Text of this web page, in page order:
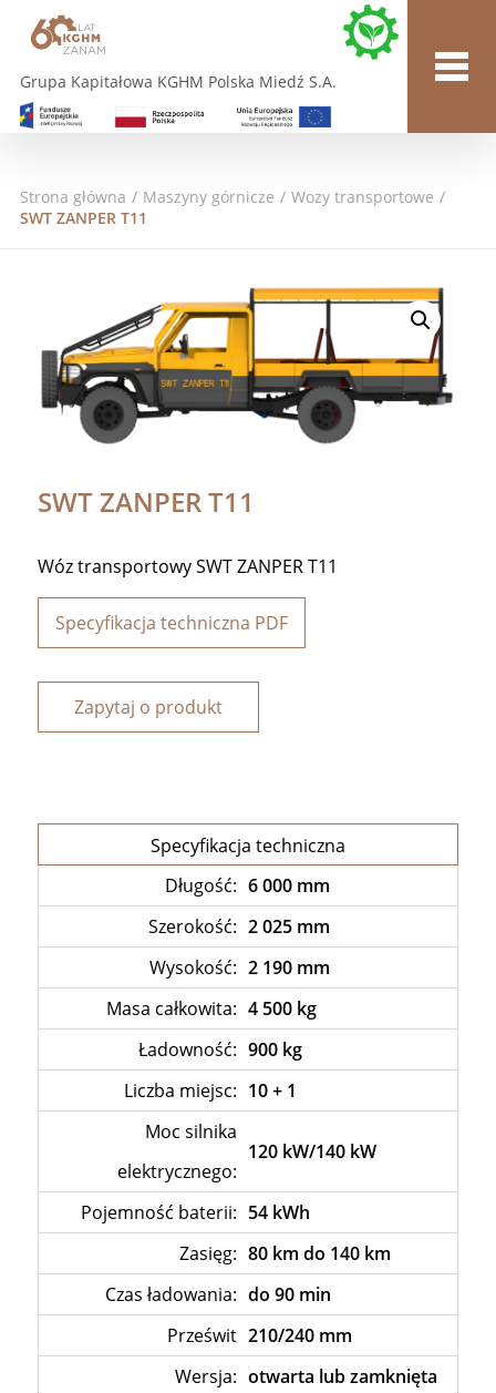
Grupa Kapitałowa KGHM Polska Miedź S.A.
Strona główna / Maszyny górnicze / Wozy transportowe /
SWT ZANPER T11
SWT ZANPER T11
Wóz transportowy SWT ZANPER T11
Specyfikacja techniczna PDF
Zapytaj o produkt
Specyfikacja techniczna
Długość: 6 000 mm
Szerokość: 2 025 mm
Wysokość: 2 190 mm
Masa całkowita: 4 500 kg
Ładowność: 900 kg
Liczba miejsc: 10 + 1
Moc silnika
elektrycznego:
120 kW/140 kW
Pojemność baterii: 54 kWh
Zasięg: 80 km do 140 km
Czas ładowania: do 90 min
Prześwit 210/240 mm
Wersja: otwarta lub zamknięta